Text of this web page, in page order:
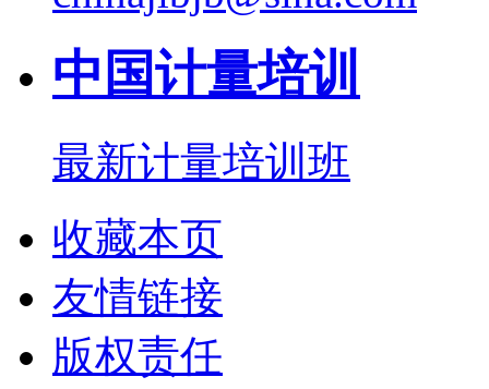
中国计量培训
最新计量培训班
收藏本页
友情链接
版权责任